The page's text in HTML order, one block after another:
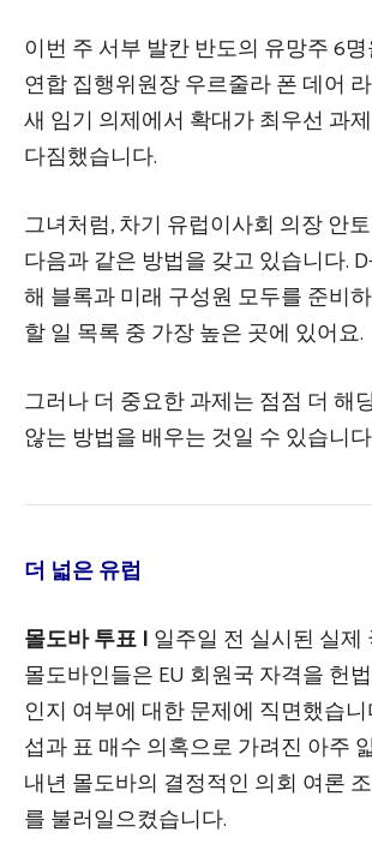
이번 주 서부 발칸 반도의 유망주 6
연합 집행위원장 우르줄라 폰 데어
새 임기 의제에서 확대가 최우선 과
다짐했습니다.
그녀처럼, 차기 유럽이사회 의장 안
다음과 같은 방법을 갖고 있습니다.
해 블록과 미래 구성원 모두를 준비
할 일 목록 중 가장 높은 곳에 있어요.
그러나 더 중요한 과제는 점점 더 해
않는 방법을 배우는 것일 수 있습니
더 넓은 유럽
몰도바 투표 | 일주일 전 실시된 실제
몰도바인들은 EU 회원국 자격을 헌
인지 여부에 대한 문제에 직면했습
섭과 표 매수 의혹으로 가려진 아주
내년 몰도바의 결정적인 의회 여론
를 불러일으켰습니다.